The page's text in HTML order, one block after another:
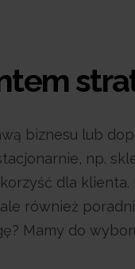
biznesu lub
np.
dla
również
Mamy do